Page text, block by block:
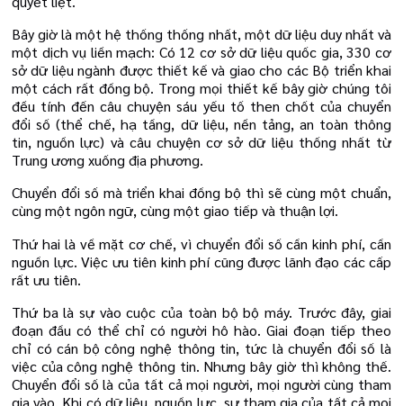
Bây giờ là một hệ thống thống nhất, một dữ liệu duy nhất và
một dịch vụ liền mạch: Có 12 cơ sở dữ liệu quốc gia, 330 cơ
sở dữ liệu ngành được thiết kế và giao cho các Bộ triển khai
một cách rất đồng bộ. Trong mọi thiết kế bây giờ chúng tôi
đều tính đến câu chuyện sáu yếu tố then chốt của chuyển
đổi số (thể chế, hạ tầng, dữ liệu, nền tảng, an toàn thông
tin, nguồn lực) và câu chuyện cơ sở dữ liệu thống nhất từ
Trung ương xuống địa phương.
Chuyển đổi số mà triển khai đồng bộ thì sẽ cùng một chuẩn,
cùng một ngôn ngữ, cùng một giao tiếp và thuận lợi.
Thứ hai là về mặt cơ chế, vì chuyển đổi số cần kinh phí, cần
nguồn lực. Việc ưu tiên kinh phí cũng được lãnh đạo các cấp
rất ưu tiên.
Thứ ba là sự vào cuộc của toàn bộ bộ máy. Trước đây, giai
đoạn đầu có thể chỉ có người hô hào. Giai đoạn tiếp theo
chỉ có cán bộ công nghệ thông tin, tức là chuyển đổi số là
việc của công nghệ thông tin. Nhưng bây giờ thì không thế.
Chuyển đổi số là của tất cả mọi người, mọi người cùng tham
gia vào. Khi có dữ liệu, nguồn lực, sự tham gia của tất cả mọi